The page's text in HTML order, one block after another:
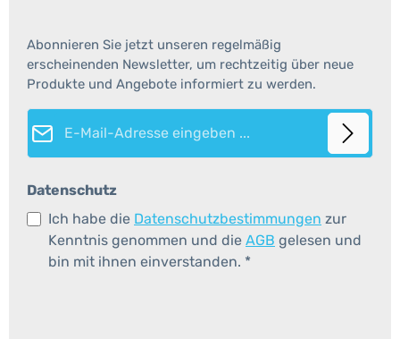
Abonnieren Sie jetzt unseren regelmäßig
erscheinenden Newsletter, um rechtzeitig über neue
Produkte und Angebote informiert zu werden.
E-Mail-Adresse*
Datenschutz
Ich habe die Datenschutzbestimmungen zur
Kenntnis genommen und die AGB gelesen und
bin mit ihnen einverstanden. *